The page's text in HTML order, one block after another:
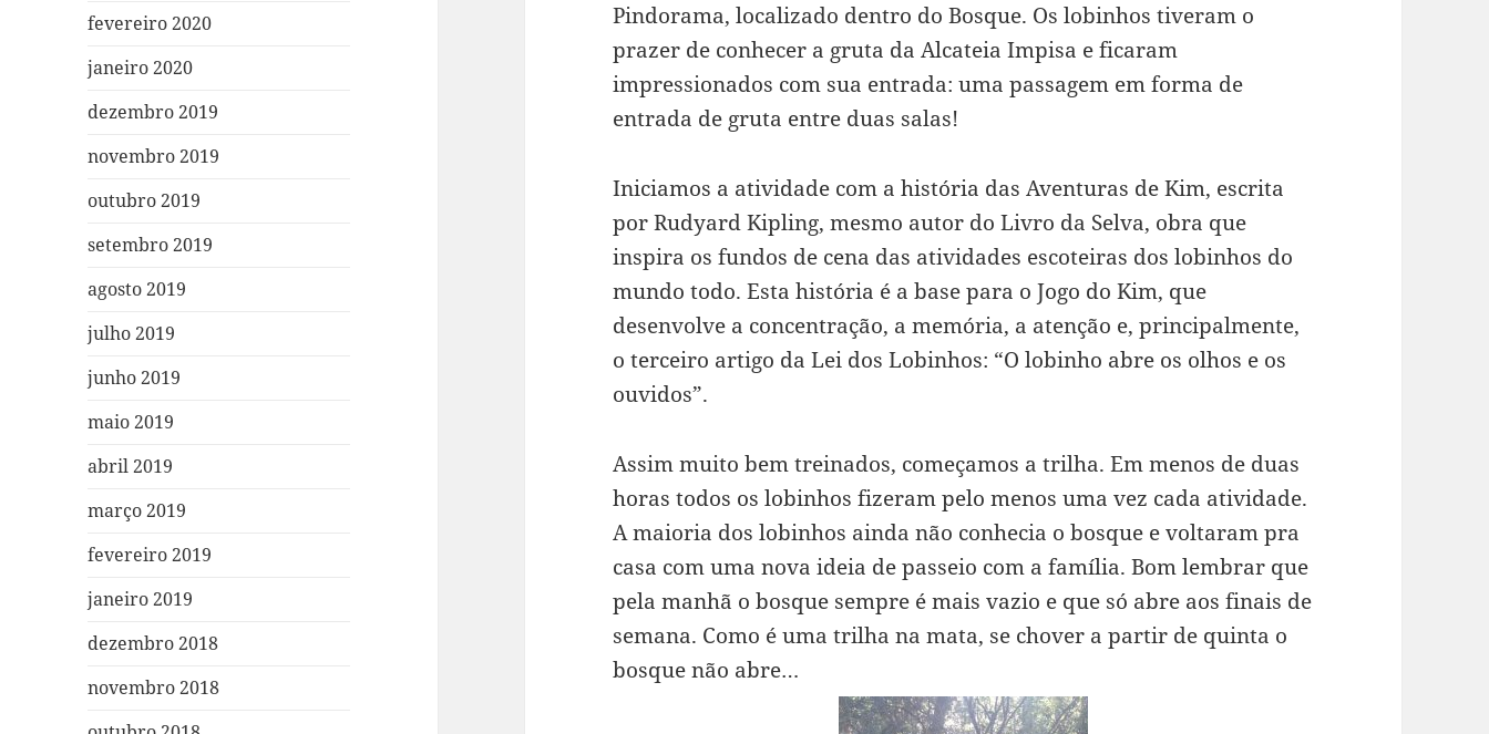
fevereiro 2020
janeiro 2020
dezembro 2019
novembro 2019
outubro 2019
setembro 2019
agosto 2019
julho 2019
junho 2019
maio 2019
abril 2019
março 2019
fevereiro 2019
janeiro 2019
dezembro 2018
novembro 2018
Pindorama, localizado dentro do Bosque. Os lobinhos tiveram o
prazer de conhecer a gruta da Alcateia Impisa e ficaram
impressionados com sua entrada: uma passagem em forma de
entrada de gruta entre duas salas!
Iniciamos a atividade com a história das Aventuras de Kim, escrita
por Rudyard Kipling, mesmo autor do Livro da Selva, obra que
inspira os fundos de cena das atividades escoteiras dos lobinhos do
mundo todo. Esta história é a base para o Jogo do Kim, que
desenvolve a concentração, a memória, a atenção e, principalmente,
o terceiro artigo da Lei dos Lobinhos: “O lobinho abre os olhos e os
ouvidos”.
Assim muito bem treinados, começamos a trilha. Em menos de duas
horas todos os lobinhos fizeram pelo menos uma vez cada atividade.
A maioria dos lobinhos ainda não conhecia o bosque e voltaram pra
casa com uma nova ideia de passeio com a família. Bom lembrar que
pela manhã o bosque sempre é mais vazio e que só abre aos finais de
semana. Como é uma trilha na mata, se chover a partir de quinta o
bosque não abre…